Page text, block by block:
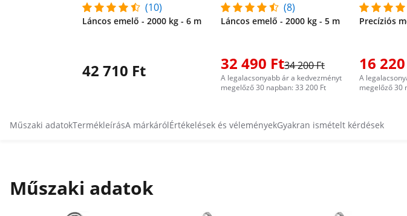
(10)
Láncos emelő - 2000 kg - 6 m
42 710 Ft
(8)
Láncos emelő - 2000 kg - 5 m
32 490 Ft34 200 Ft
A legalacsonyabb ár a kedvezményt
megelőző 30 napban: 33 200 Ft
Precíziós
16
A
megelőző 30
Műszaki adatokTermékleírásA márkárólÉrtékelések és véleményekGyakran ismételt kérdések
Műszaki adatok